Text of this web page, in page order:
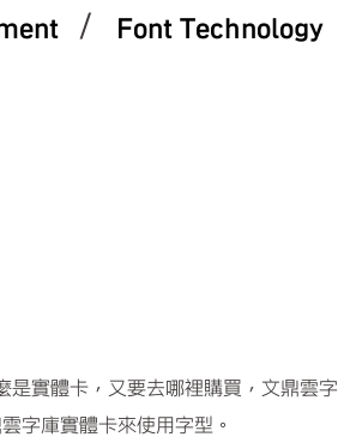
/ Font Technology
實體卡，又要去哪裡購買，文鼎雲字
字庫實體卡來使用字型。